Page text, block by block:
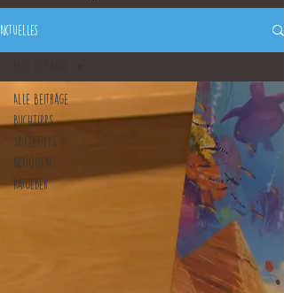
Aktuelles
Alle Beiträge
Buchtipps
Spieletipps
Aktionen
Ratgeber